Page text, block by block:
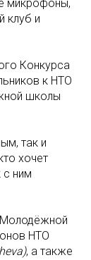
микрофоны,
клуб и
Конкурса
к НТО
школы
так и
хочет
с ним
Молодёжной
НТО
, а также